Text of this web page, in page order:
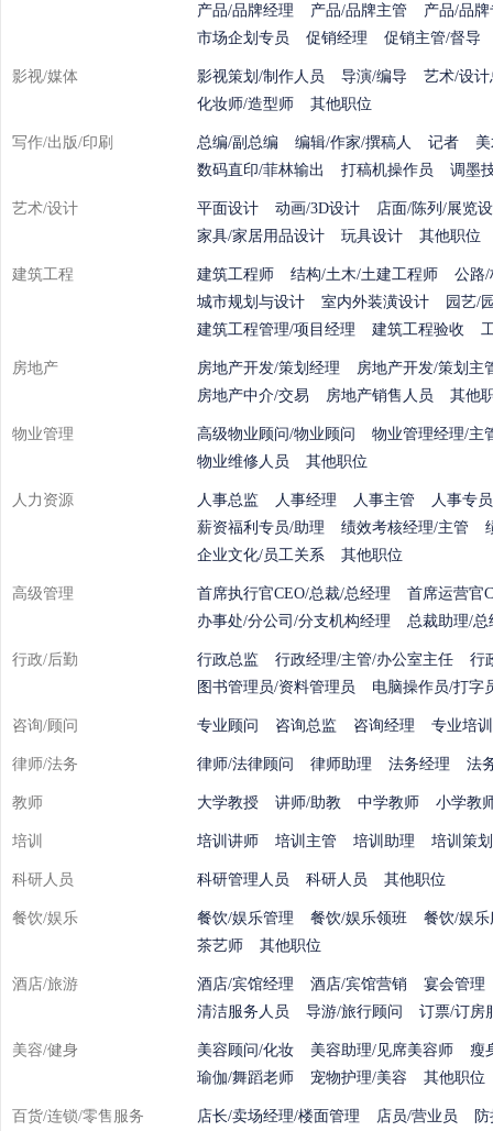
产品/品牌经理 产品/品牌主管
产品/品牌
市场企划专员
促销经理 促销主管/督导
影视/媒体 影视策划/制作人员 导演/编导
艺术/设计
化妆师/造型师
其他职位
写作/出版/印刷 总编/副总编 编辑/作家/撰稿人 记者
数码直印/菲林输出
打稿机操作员 调墨
艺术/设计 平面设计 动画/3D设计
店面/陈列/展览
家具/家居用品设计
玩具设计 其他职位
建筑工程 建筑工程师 结构/土木/土建工程师
公路/
城市规划与设计
室内外装潢设计
园艺/
建筑工程管理/项目经理
建筑工程验收
房地产 房地产开发/策划经理
房地产开发/策划主
房地产中介/交易
房地产销售人员 其他
物业管理 高级物业顾问/物业顾问
物业管理经理/主
物业维修人员
其他职位
人力资源 人事总监 人事经理 人事主管
人事专员
薪资福利专员/助理
绩效考核经理/主管
企业文化/员工关系
其他职位
高级管理 首席执行官CEO/总裁/总经理
首席运营官
办事处/分公司/分支机构经理
总裁助理/总
行政/后勤 行政总监 行政经理/主管/办公室主任
行
图书管理员/资料管理员
电脑操作员/打字
咨询/顾问 专业顾问 咨询总监 咨询经理 专业培
律师/法务 律师/法律顾问 律师助理 法务经理 法
教师 大学教授 讲师/助教 中学教师 小学教
培训 培训讲师 培训主管 培训助理 培训策划
科研人员 科研管理人员 科研人员 其他职位
餐饮/娱乐 餐饮/娱乐管理 餐饮/娱乐领班
餐饮/娱
茶艺师
其他职位
酒店/旅游 酒店/宾馆经理 酒店/宾馆营销
宴会管理
清洁服务人员
导游/旅行顾问 订票/订房
美容/健身 美容顾问/化妆 美容助理/见席美容师
瘦
瑜伽/舞蹈老师
宠物护理/美容 其他职位
百货/连锁/零售服务 店长/卖场经理/楼面管理 店员/营业员